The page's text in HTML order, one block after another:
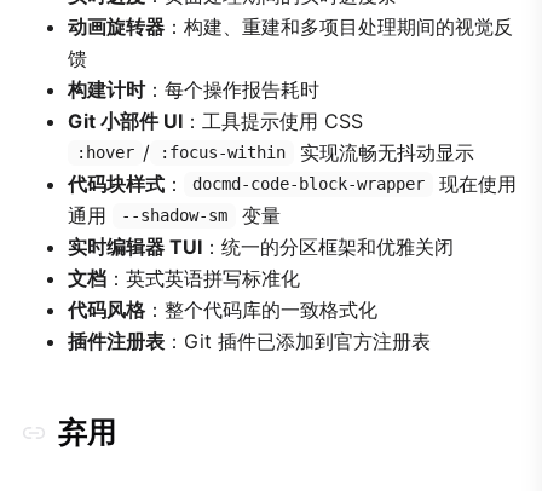
动画旋转器 ：构建、重建和多项目处理期间的视觉反
馈
构建计时：每个操作报告耗时
Git 小部件 UI ：工具提示使用 CSS
:hover / :focus-within
实现流畅无抖动显示
代码块样式 ： docmd-code-block-wrapper
现在使用
通用
--shadow-sm
变量
实时编辑器 TUI ：统一的分区框架和优雅关闭
文档 ：英式英语拼写标准化
代码风格 ：整个代码库的一致格式化
插件注册表 ：Git 插件已添加到官方注册表
弃用